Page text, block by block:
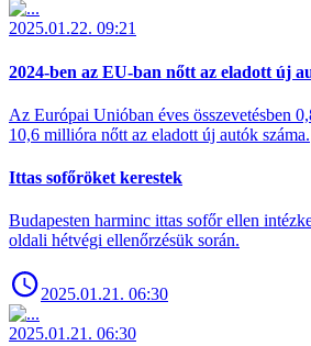
2025.01.22. 09:21
2024-ben az EU-ban nőtt az eladott új
Az Európai Unióban éves összevetésben
10,6 millióra nőtt az eladott új autók száma.
Ittas sofőröket kerestek
Budapesten harminc ittas sofőr ellen
oldali hétvégi ellenőrzésük során.
2025.01.21. 06:30
2025.01.21. 06:30